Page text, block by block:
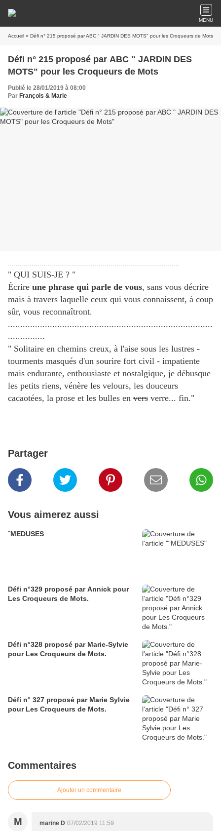
MENU
Accueil » Défi n° 215 proposé par ABC " JARDIN DES MOTS" pour les Croqueurs de Mots
Défi n° 215 proposé par ABC " JARDIN DES
MOTS" pour les Croqueurs de Mots
Publié le 28/01/2019 à 08:00
Par François & Marie
" QUI SUIS-JE ? "
Écrire une phrase qui parle de vous, sans vous décrire
mais à travers laquelle ceux qui vous connaissent, à coup
sûr, vous reconnaîtront.
...................................................................................
...............
" Solitaire en chemins creux, à l'aise sous les lustres -
tourments masqués d'un sourire fort civil - impatiente
mais endurante, enthousiaste et nostalgique, je débusque
les petits riens, vénère les velours, les douceurs
cacaotées, la prose et les bulles en vers verre... fin."
Partager
Vous aimerez aussi
¨MEDUSES
Défi n°329 proposé par Annick pour
Les Croqueurs de Mots.
Défi n°328 proposé par Marie-Sylvie
pour Les Croqueurs de Mots.
Défi n° 327 proposé par Marie Sylvie
pour Les Croqueurs de Mots.
Commentaires
Ajouter un commentaire
M marine D 07/02/2019 11:59